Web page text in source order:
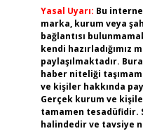
Yasal Uyarı: Bu
marka, kurum veya
bağlantısı
kendi hazırladığımız
paylaşılmaktadır.
haber niteliği
ve kişiler hakkında
Gerçek kurum ve
tamamen
halindedir ve tavsiye